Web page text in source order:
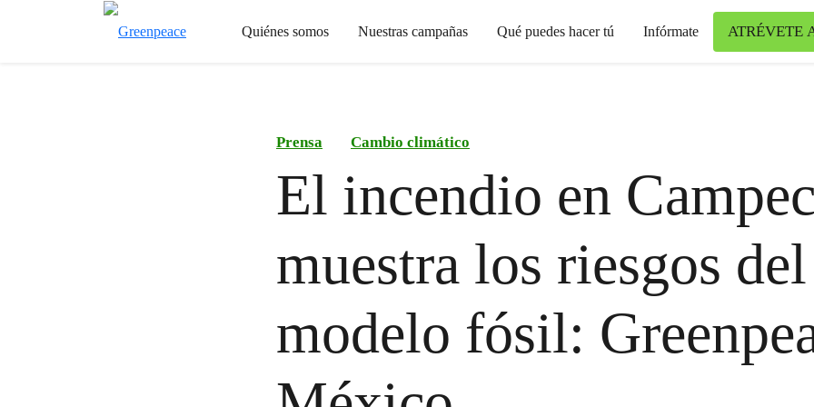
Quiénes somos Nuestras campañas Qué puedes hacer tú Infórmate ATRÉVETE
Prensa Cambio climático
El incendio en
muestra los riesgos del
modelo fósil: